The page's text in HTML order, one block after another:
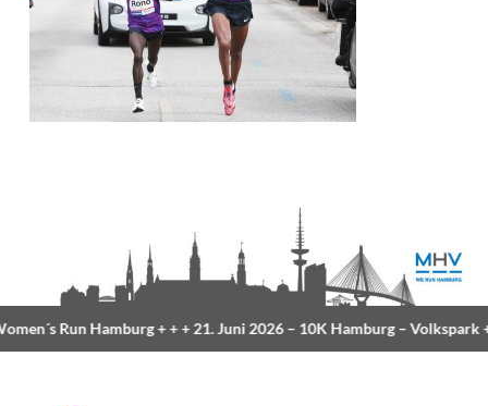
Run Hamburg+ + +21. Juni 2026 –10K Hamburg– Volkspark+